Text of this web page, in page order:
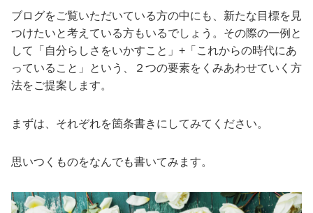
ブログをご覧いただいている方の中にも、新たな目標を見
つけたいと考えている方もいるでしょう。その際の一例と
して「自分らしさをいかすこと」+「これからの時代にあ
っていること」という、２つの要素をくみあわせていく方
法をご提案します。
まずは、それぞれを箇条書きにしてみてください。
思いつくものをなんでも書いてみます。